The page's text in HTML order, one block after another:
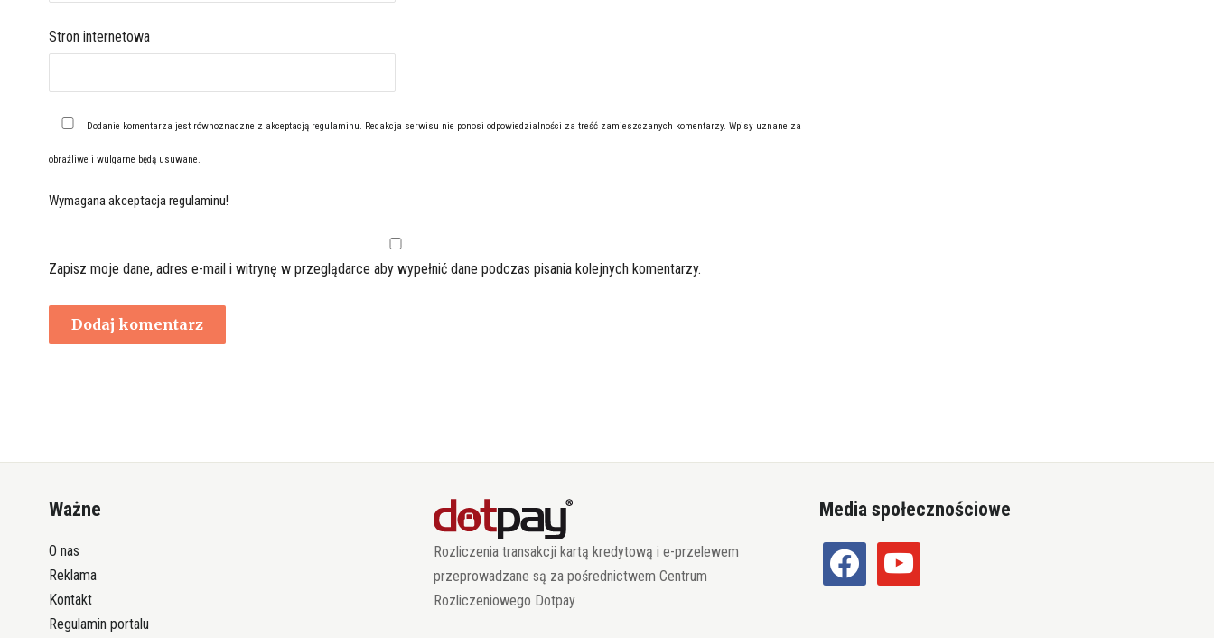
Stron internetowa
Dodanie komentarza jest równoznaczne z akceptacją regulaminu. Redakcja serwisu nie ponosi odpowiedzialności za treść zamieszczanych komentarzy. Wpisy uznane za
obraźliwe i wulgarne będą usuwane.
Wymagana akceptacja regulaminu!
Zapisz moje dane, adres e-mail i witrynę w przeglądarce aby wypełnić dane podczas pisania kolejnych komentarzy.
Ważne
O nas
Reklama
Kontakt
Regulamin portalu
Rozliczenia transakcji kartą kredytową i e-przelewem
przeprowadzane są za pośrednictwem Centrum
Rozliczeniowego Dotpay
Media społecznościowe
facebook youtube